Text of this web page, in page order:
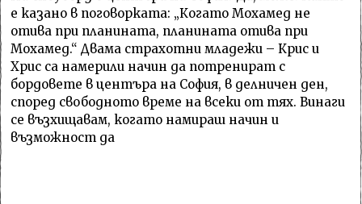
е казано в поговорката: „Когато Мохамед не
отива при планината, планината отива при
Мохамед.“ Двама страхотни младежи – Крис и
Хрис са намерили начин да потренират с
бордовете в центъра на София, в делничен ден,
според свободното време на всеки от тях. Винаги
се възхищавам, когато намираш начин и
възможност да